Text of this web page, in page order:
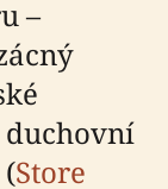
–
Store